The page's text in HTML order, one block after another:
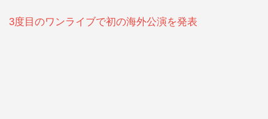
3度目のワンライブで初の海外公演を発表